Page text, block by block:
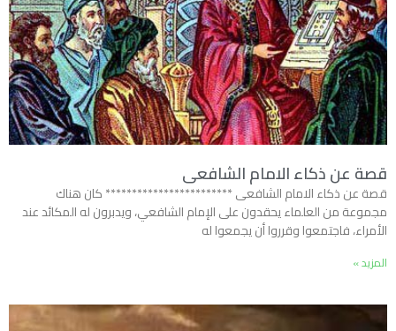
قصة عن ذكاء الامام الشافعى
قصة عن ذكاء الامام الشافعى ************************ كان هناك
مجموعة من العلماء يحقدون على الإمام الشافعي، ويدبرون له المكائد عند
الأمراء، فاجتمعوا وقرروا أن يجمعوا له
المزيد »